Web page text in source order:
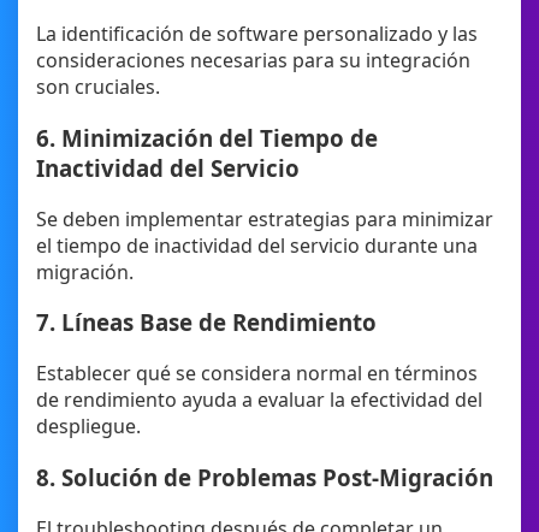
La identificación de software personalizado y las
consideraciones necesarias para su integración
son cruciales.
6. Minimización del Tiempo de
Inactividad del Servicio
Se deben implementar estrategias para minimizar
el tiempo de inactividad del servicio durante una
migración.
7. Líneas Base de Rendimiento
Establecer qué se considera normal en términos
de rendimiento ayuda a evaluar la efectividad del
despliegue.
8. Solución de Problemas Post-Migración